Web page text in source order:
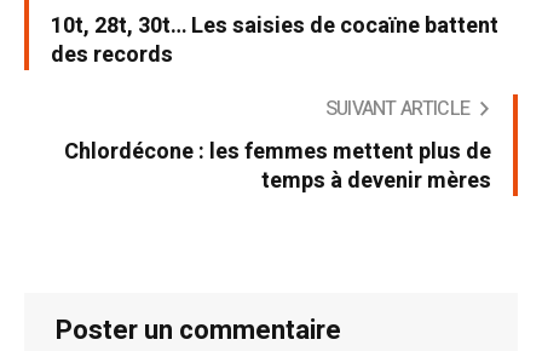
10t, 28t, 30t… Les saisies de cocaïne battent
des records
SUIVANT ARTICLE
Chlordécone : les femmes mettent plus de
temps à devenir mères
Poster un commentaire